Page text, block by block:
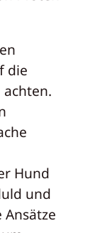
die
achten.
Hund
und